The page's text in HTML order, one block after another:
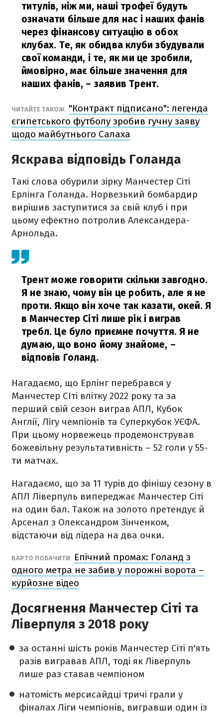
титулів, ніж ми, наші трофеї будуть
означати більше для нас і наших фанів
через фінансову ситуацію в обох
клубах. Те, як обидва клуби збудували
свої команди, і те, як ми це зробили,
ймовірно, має більше значення для
наших фанів, – заявив Трент.
ЧИТАЙТЕ ТАКОЖ "Контракт підписано": легенда
єгипетського футболу зробив гучну заяву
щодо майбутнього Салаха
Яскрава відповідь Голанда
Такі слова обурили зірку Манчестер Сіті
Ерлінга Голанда. Норвезький бомбардир
вирішив заступитися за свій клуб і при
цьому ефектно потролив Александера-
Арнольда.
Трент може говорити скільки завгодно.
Я не знаю, чому він це робить, але я не
проти. Якщо він хоче так казати, окей. Я
в Манчестер Сіті лише рік і виграв
требл. Це було приємне почуття. Я не
думаю, що воно йому знайоме, –
відповів Голанд.
Нагадаємо, що Ерлінг перебрався у
Манчестер СІті влітку 2022 року та за
перший свій сезон виграв АПЛ, Кубок
Англії, Лігу чемпіонів та Суперкубок УЄФА.
При цьому норвежець продемонстрував
божевільну результативність – 52 голи у 55-
ти матчах.
Нагадаємо, що за 11 турів до фінішу сезону в
АПЛ Ліверпуль випереджає Манчестер Сіті
на один бал. Також на золото претендує й
Арсенал з Олександром Зінченком,
відстаючи від лідера на два очки.
ВАРТО ПОБАЧИТИ
Епічний промах: Голанд з
одного метра не забив у порожні ворота –
курйозне відео
Досягнення Манчестер Сіті та
Ліверпуля з 2018 року
за останні шість років Манчестер Сіті п'ять
разів вигравав АПЛ, тоді як Ліверпуль
лише раз ставав чемпіоном
натомість мерсисайдці тричі грали у
фіналах Ліги чемпіонів, вигравши один із